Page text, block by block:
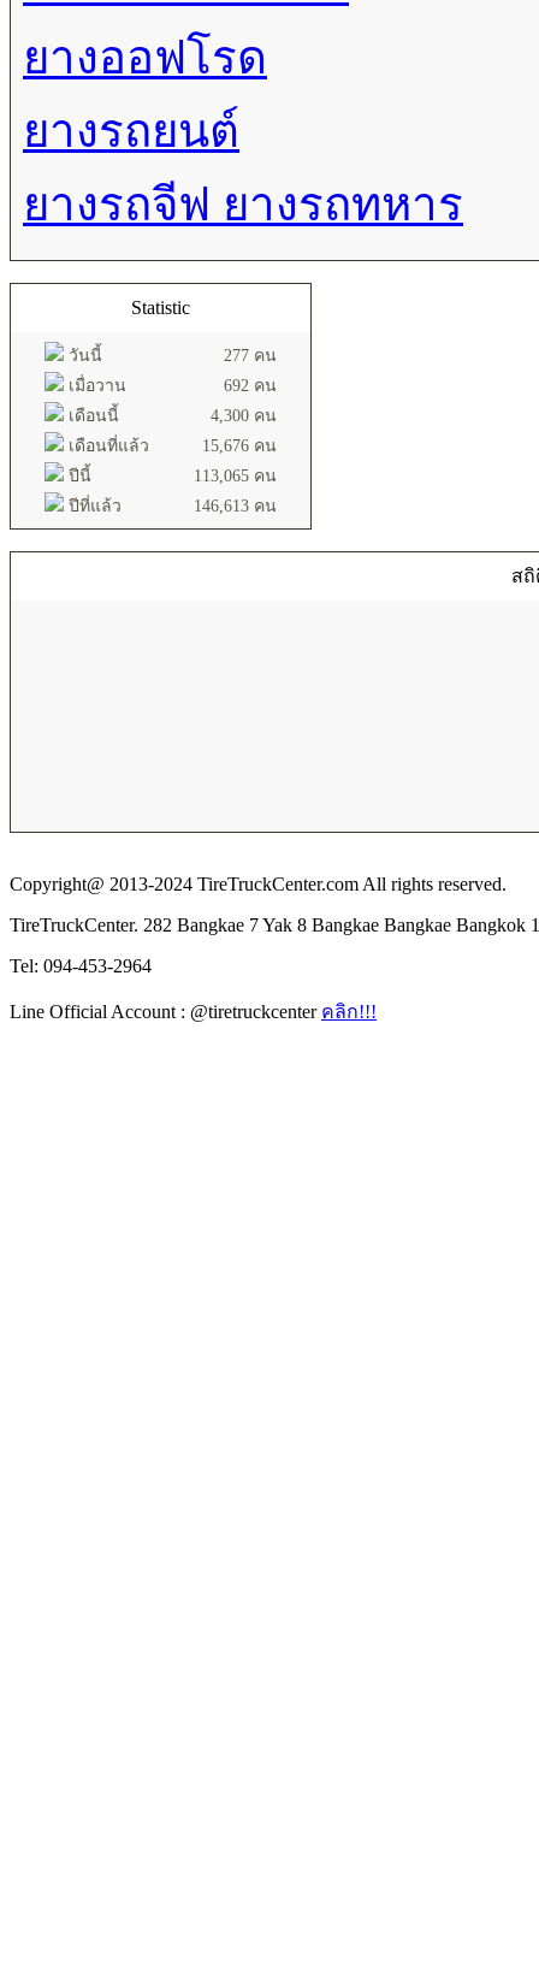
ยางออฟโรด
ยางรถยนต์
ยางรถจีฟ ยางรถทหาร
Statistic
วันนี้
277 คน
เมื่อวาน
692 คน
เดือนนี้
4,300 คน
เดือนที่แล้ว
15,676 คน
ปีนี้
113,065 คน
ปีที่แล้ว
146,613 คน
สถิ
Copyright@ 2013-2024 TireTruckCenter.com All rights reserved.
TireTruckCenter. 282 Bangkae 7 Yak 8 Bangkae Bangkae Bangkok
Tel: 094-453-2964
Line Official Account : @tiretruckcenter คลิก!!!